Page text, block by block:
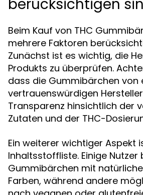
berücksichtigen
Beim Kauf von THC
mehrere Faktoren
Zunächst ist es wichtig, die
Produkts zu überprüfen.
dass die Gummibärchen von
vertrauenswürdigen
Transparenz hinsichtlich der
Zutaten und der THC-
Ein weiterer wichtiger Aspekt
Inhaltsstoffliste. Einige Nutzer
Gummibärchen mit
Farben, während andere